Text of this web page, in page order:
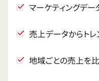
マーケティングデ
売上データからト
地域ごとの売上を